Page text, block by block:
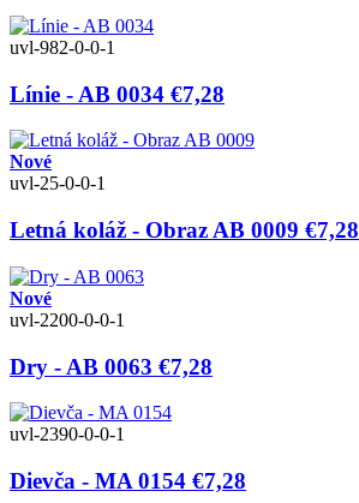
uvl-982-0-0-1
Línie - AB 0034 €7,28
Nové
uvl-25-0-0-1
Letná koláž - Obraz AB 0009 €7,28
Nové
uvl-2200-0-0-1
Dry - AB 0063 €7,28
uvl-2390-0-0-1
Dievča - MA 0154 €7,28